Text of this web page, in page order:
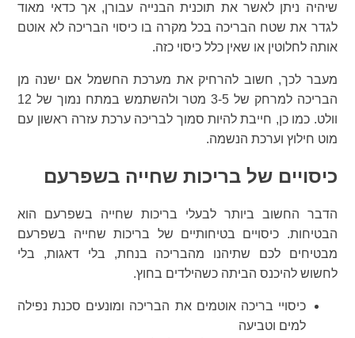
שיהיה ניתן לאשר את תוכנית הבנייה עבורן, אך כדאי מאוד
לגדר את שטח הבריכה בכל מקרה בו כיסוי הבריכה לא אוטם
אותה לחלוטין או שאין כלל כיסוי כזה.
מעבר לכך, חשוב להרחיק את מערכת החשמל אם ישנה מן
הבריכה למרחק של 3-5 מטר ולהשתמש במתח נמוך של 12
וולט. כמו כן, חייבת להיות סמוך לבריכה ערכת עזרה ראשון עם
מוט חילוץ וערכת הנשמה.
כיסויים של בריכות שחייה בשפרעם
הדבר החשוב ביותר לבעלי בריכות שחייה בשפרעם הוא
הבטיחות. כיסויים בטיחותיים של בריכות שחייה בשפרעם
מבטיחים לכם שתיהנו מהבריכה בנחת, בלי דאגות, בלי
לחשוש להיכנס הביתה כשהילדים בחוץ.
כיסויי בריכה אוטמים את הבריכה ומונעים סכנת נפילה
למים וטביעה